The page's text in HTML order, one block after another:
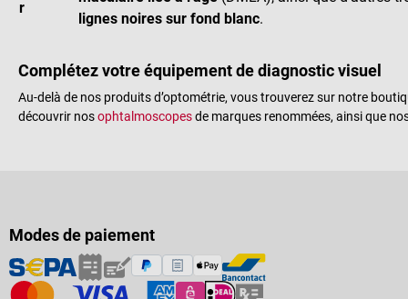
r
lignes noires sur fond blanc.
Complétez votre équipement de diagnostic visuel
Au-delà de nos produits d’optométrie, vous trouverez sur notre
découvrir nosophtalmoscopesde marques renommées, ainsi que
Modes de paiement